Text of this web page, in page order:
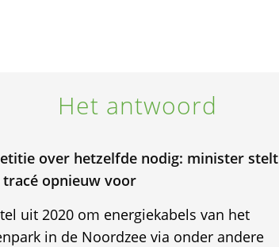
Het antwoord
over hetzelfde nodig: minister stelt
opnieuw voor
uit 2020 om energiekabels van het
in de Noordzee via onder andere